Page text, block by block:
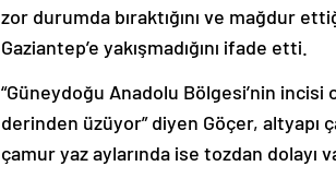
zor durumda bıraktığını ve mağdur
Gaziantep’e yakışmadığını ifade etti.
“Güneydoğu Anadolu Bölgesi’nin incisi
derinden üzüyor” diyen Göçer, altyapı
çamur yaz aylarında ise tozdan